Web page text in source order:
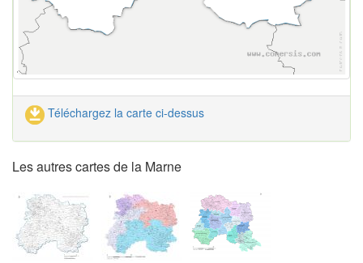
Téléchargez la carte ci-dessus
Les autres cartes de la Marne